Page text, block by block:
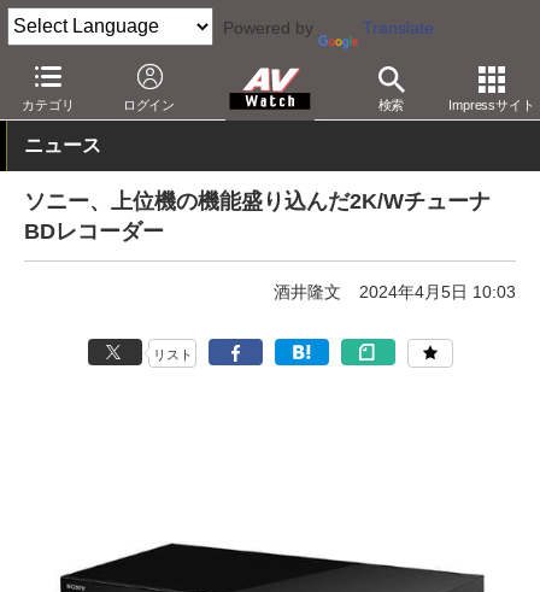
Powered by Translate
カテゴリ ログイン 検索 Impressサイト
AV Watch 製品 レコーダ ソニー
ニュース
ソニー、上位機の機能盛り込んだ2K/Wチューナ
BDレコーダー
酒井隆文 2024年4月5日 10:03
リスト